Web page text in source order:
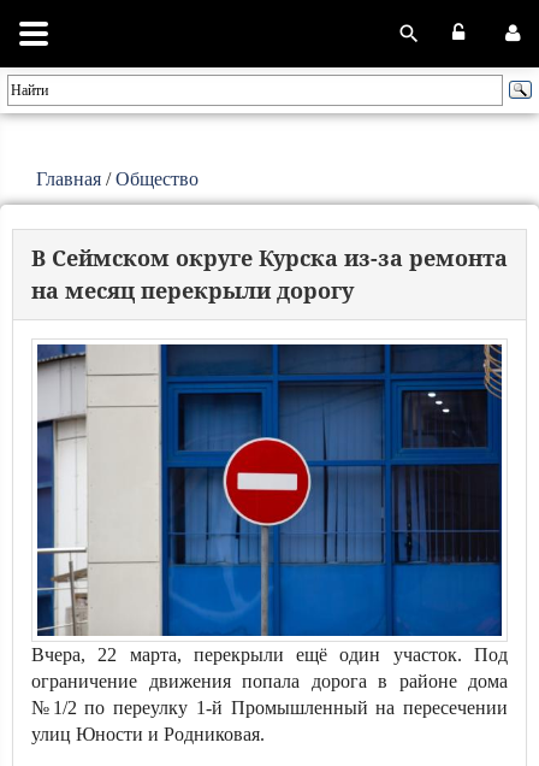
Главная /Общество
В Сеймском округе Курска из-за ремонта
на месяц перекрыли дорогу
Вчера, 22 марта, перекрыли ещё один участок. Под
ограничение движения попала дорога в районе дома
№1/2 по переулку 1-й Промышленный на пересечении
улиц Юности и Родниковая.